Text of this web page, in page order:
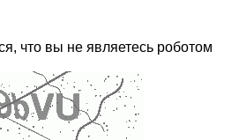
что вы не являетесь роботом